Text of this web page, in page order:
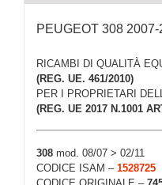
PEUGEOT 308
RICAMBI DI QUALITÀ
(REG. UE. 461/2010)
PER I PROPRIETARI
(REG. UE 2017 N.1001
308 mod. 08/07 > 02/11
CODICE ISAM – 1528725
CODICE ORIGINALE –